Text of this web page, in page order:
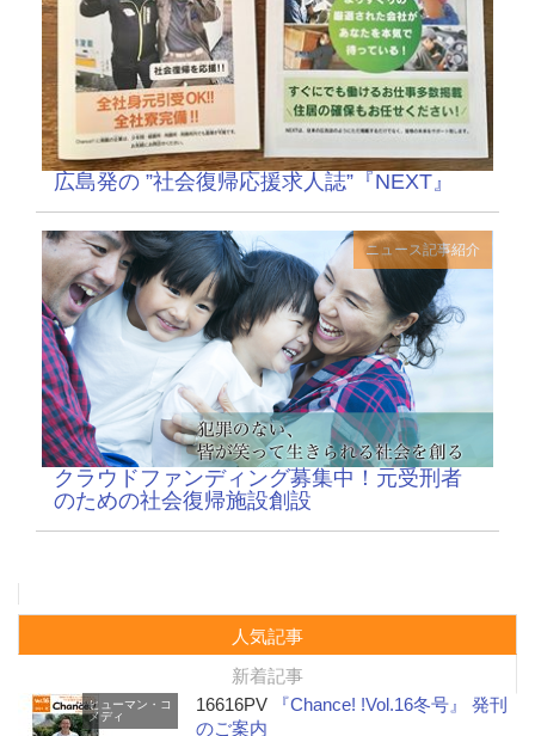
広島発の ”社会復帰応援求人誌”『NEXT』
ニュース記事紹介
クラウドファンディング募集中！元受刑者
のための社会復帰施設創設
人気記事
新着記事
ヒューマン・コ
メディ
16616PV
『Chance! !Vol.16冬号』 発刊
のご案内